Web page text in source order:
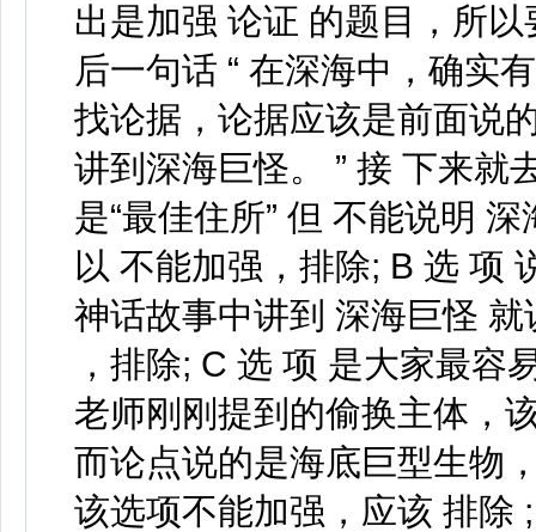
出是加强 论证 的题目，所
后一句话 “ 在深海中，确实
找论据，论据应该是前面说
讲到深海巨怪。 ” 接 下来就
是“最佳住所” 但 不能说明
以 不能加强，排除; B 选 项
神话故事中讲到 深海巨怪
，排除; C 选 项 是大家最容
老师刚刚提到的偷换主体，
而论点说的是海底巨型生物
该选项不能加强，应该 排除